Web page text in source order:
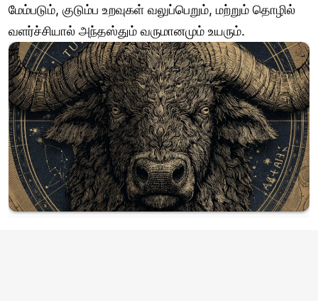
மேம்படும், குடும்ப உறவுகள் வலுப்பெறும், மற்றும் தொழில்
வளர்ச்சியால் அந்தஸ்தும் வருமானமும் உயரும்.